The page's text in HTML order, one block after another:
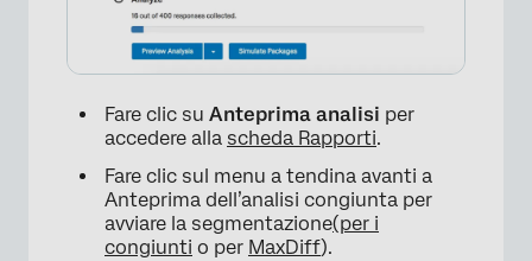
Fare clic su Anteprima analisi per
accedere alla scheda Rapporti.
Fare clic sul menu a tendina avanti a
Anteprima dell’analisi congiunta per
avviare la segmentazione(per i
congiunti o per MaxDiff).